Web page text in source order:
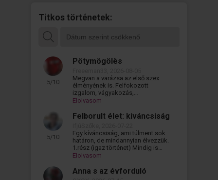
Titkos történetek:
5/10
Pötymögölès
Megvan a varázsa az első szex
élményének is. Felfokozott
izgalom, vágyakozás,
kíváncsiság. És persze mindig a
Elolvasom
5/10
Felborult élet: kiváncsiság
Egy kíváncsiság, ami túlment sok
határon, de mindannyian élvezzük.
1.rész (igaz történet) Mindig is
kíváncsi voltam. Milyen lenne ez...
Elolvasom
Anna s az évforduló